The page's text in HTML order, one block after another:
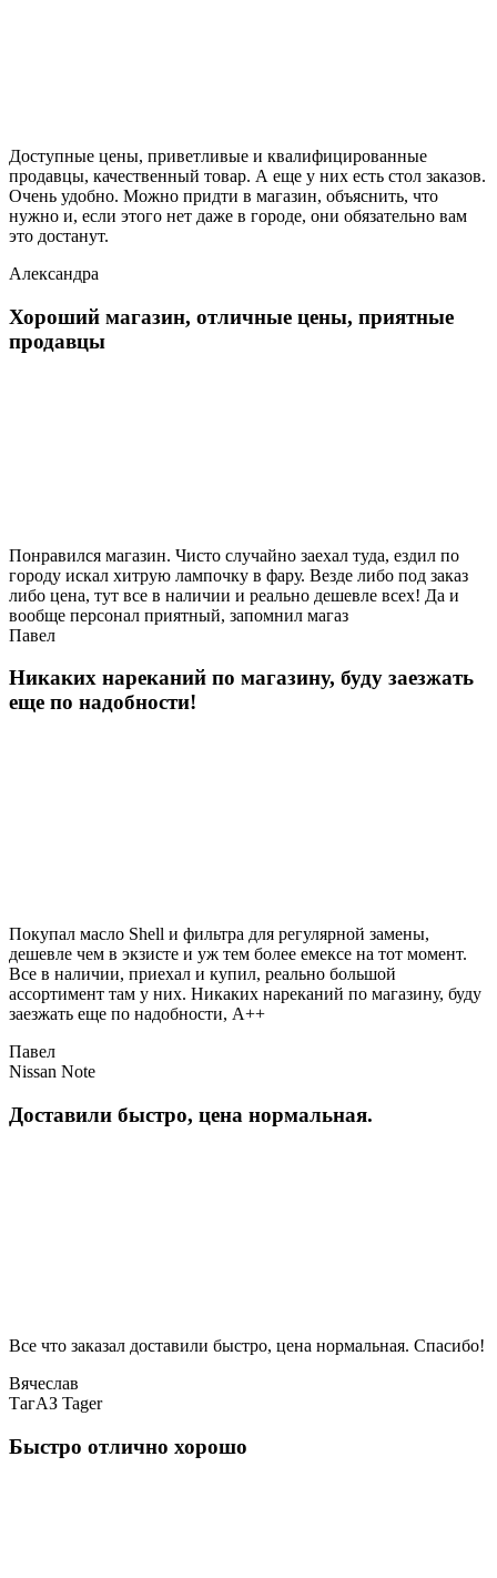
Доступные цены, приветливые и квалифицированные
продавцы, качественный товар. А еще у них есть стол заказов.
Очень удобно. Можно придти в магазин, объяснить, что
нужно и, если этого нет даже в городе, они обязательно вам
это достанут.
Александра
Хороший магазин, отличные цены, приятные
продавцы
Понравился магазин. Чисто случайно заехал туда, ездил по
городу искал хитрую лампочку в фару. Везде либо под заказ
либо цена, тут все в наличии и реально дешевле всех! Да и
вообще персонал приятный, запомнил магаз
Павел
Никаких нареканий по магазину, буду заезжать
еще по надобности!
Покупал масло Shell и фильтра для регулярной замены,
дешевле чем в экзисте и уж тем более емексе на тот момент.
Все в наличии, приехал и купил, реально большой
ассортимент там у них. Никаких нареканий по магазину, буду
заезжать еще по надобности, A++
Павел
Nissan Note
Доставили быстро, цена нормальная.
Все что заказал доставили быстро, цена нормальная. Спасибо!
Вячеслав
ТагАЗ Tager
Быстро отлично хорошо